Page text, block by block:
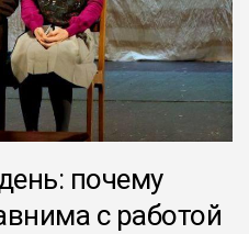
почему
с работой